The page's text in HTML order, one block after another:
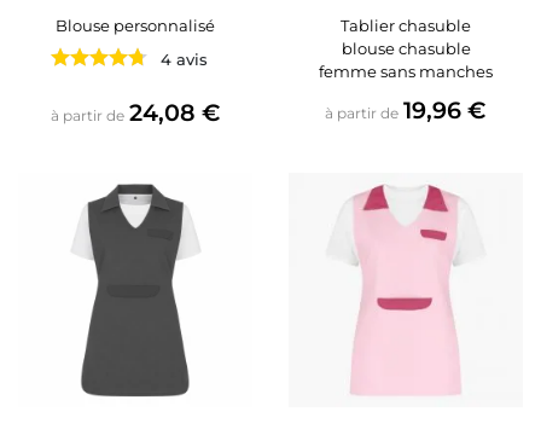
Blouse personnalisé
4 avis
à partir de Prix
24,08 €
Tablier chasuble
blouse chasuble
femme sans manches
à partir de Prix
19,96 €